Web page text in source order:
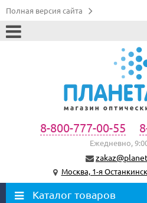
Полная версия сайта
8-800-777-00-55
Ежедневно,
Москва, 1-я
Каталог товаров